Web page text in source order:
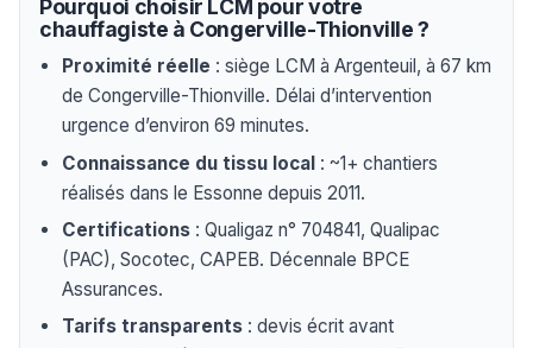
Pourquoi choisir LCM pour votre
chauffagiste à Congerville-Thionville ?
Proximité réelle : siège LCM à Argenteuil, à 67 km
de Congerville-Thionville. Délai d’intervention
urgence d’environ 69 minutes.
Connaissance du tissu local : ~1+ chantiers
réalisés dans le Essonne depuis 2011.
Certifications : Qualigaz n° 704841, Qualipac
(PAC), Socotec, CAPEB. Décennale BPCE
Assurances.
Tarifs transparents : devis écrit avant